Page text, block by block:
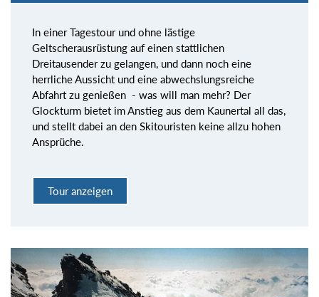
In einer Tagestour und ohne lästige
Geltscherausrüstung auf einen stattlichen
Dreitausender zu gelangen, und dann noch eine
herrliche Aussicht und eine abwechslungsreiche
Abfahrt zu genießen - was will man mehr? Der
Glockturm bietet im Anstieg aus dem Kaunertal all das,
und stellt dabei an den Skitouristen keine allzu hohen
Ansprüche.
Tour anzeigen